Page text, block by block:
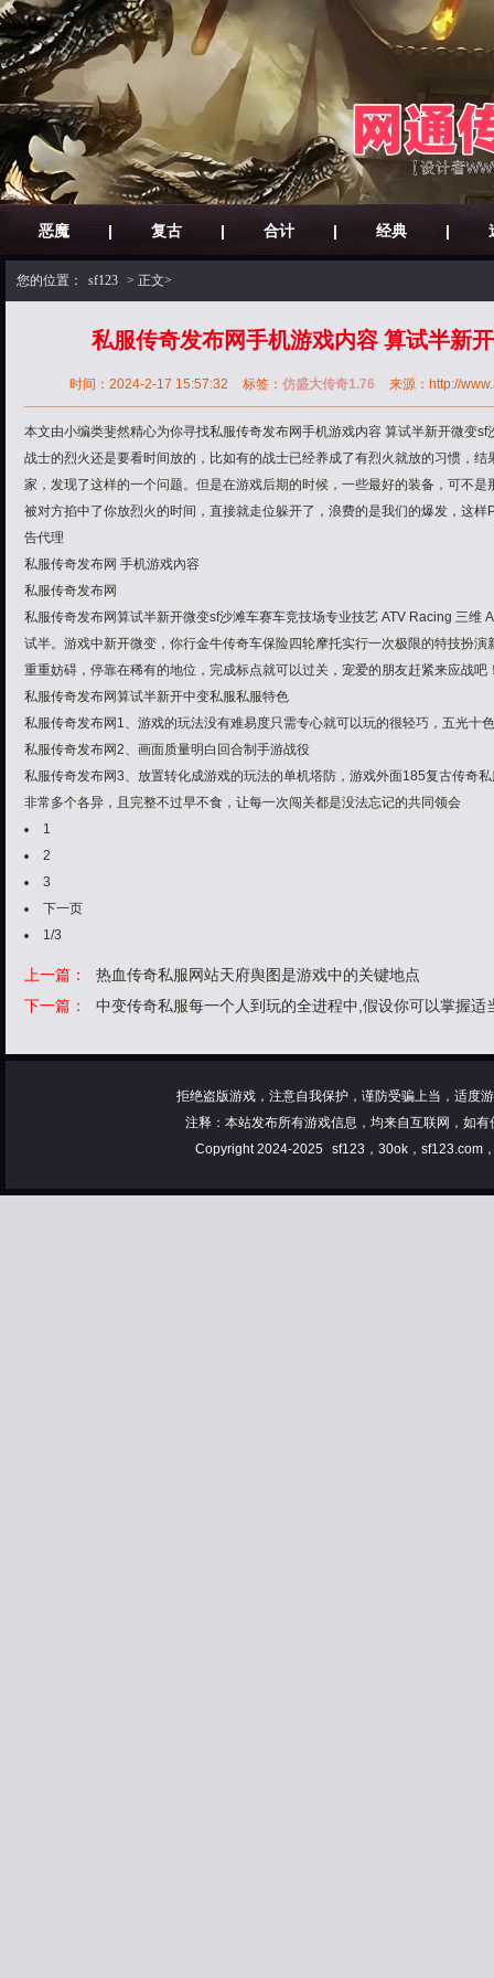
恶魔 | 复古 | 合计 | 经典 |
您的位置： sf123 > 正文>
私服传奇发布网手机游戏内容 算试半新
时间：2024-2-17 15:57:32 标签： 仿盛大传奇1.76 来源：http://
本文由小编类斐然精心为你寻找私服传奇发布网手机游戏内容 算试半新开微变sf
战士的烈火还是要看时间放的，比如有的战士已经养成了有烈火就放的习惯，
家，发现了这样的一个问题。但是在游戏后期的时候，一些最好的装备，可不
被对方掐中了你放烈火的时间，直接就走位躲开了，浪费的是我们的爆发，这
告代理
私服传奇发布网 手机游戏內容
私服传奇发布网
私服传奇发布网算试半新开微变sf沙滩车赛车竞技场专业技艺 ATV Racing 三维
试半。游戏中新开微变，你行金牛传奇车保险四轮摩托实行一次极限的特技扮演新
重重妨碍，停靠在稀有的地位，完成标点就可以过关，宠爱的朋友赶紧来应战吧！
私服传奇发布网算试半新开中变私服私服特色
私服传奇发布网1、游戏的玩法没有难易度只需专心就可以玩的很轻巧，五光十
私服传奇发布网2、画面质量明白回合制手游战役
私服传奇发布网3、放置转化成游戏的玩法的单机塔防，游戏外面185复古传奇私
非常多个各异，且完整不过早不食，让每一次闯关都是没法忘记的共同领会
1
2
3
下一页
1/3
上一篇：
热血传奇私服网站天府舆图是游戏中的关键地点
下一篇：
中变传奇私服每一个人到玩的全进程中,假设你可以掌握适
拒绝盗版游戏，注意自我保护，谨防受骗上当，适度
注释：本站发布所有游戏信息，均来自互联网，如
Copyright 2024-2025
sf123，30ok，sf123.com